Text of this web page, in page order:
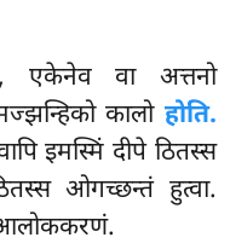
एकेनेव वा अत्तनो
कालो होति.
इमस्मिं दीपे ठितस्स
ओगच्छन्तं हुत्वा.